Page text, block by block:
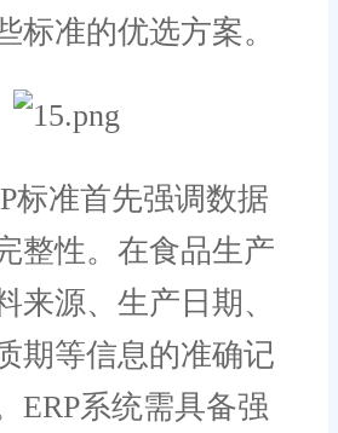
标准的优选方案。
准首先强调数据
整性。在食品生产
来源、生产日期、
期等信息的准确记
ERP系统需具备强